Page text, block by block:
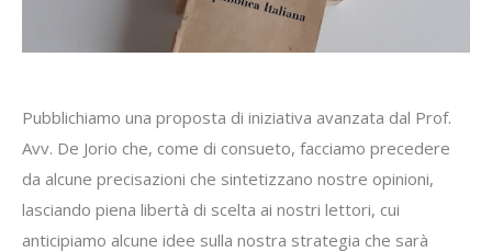
Pubblichiamo una proposta di iniziativa avanzata dal Prof.
Avv. De Jorio che, come di consueto, facciamo precedere
da alcune precisazioni che sintetizzano nostre opinioni,
lasciando piena libertà di scelta ai nostri lettori, cui
anticipiamo alcune idee sulla nostra strategia che sarà